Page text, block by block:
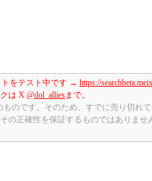
をテスト中です → https://
は X @dol_alliesまで。
ものです。そのため、すでに売り切れ
の正確性を保証するものではありませ